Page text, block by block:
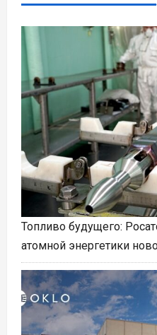
Топливо будущего:
атомной энергетики